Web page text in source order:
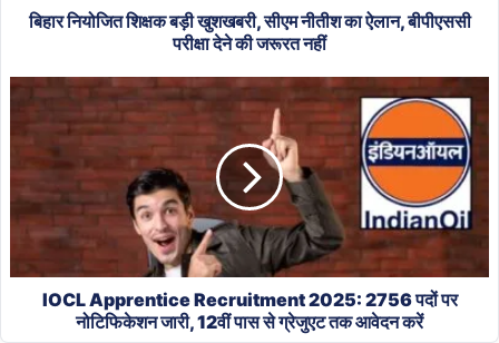
बीपीएससी
की
नहीं
बिहार नियोजित शिक्षक बड़ी खुशखबरी, सीएम नीतीश का ऐलान, बीपीएससी
परीक्षा देने की जरूरत नहीं
IOCL
Apprentice
Recruitment
2025:
2756
पदों
पर
नोटिफिकेशन
जारी,
IOCL Apprentice Recruitment 2025: 2756 पदों पर
नोटिफिकेशन जारी, 12वीं पास से ग्रेजुएट तक आवेदन करें